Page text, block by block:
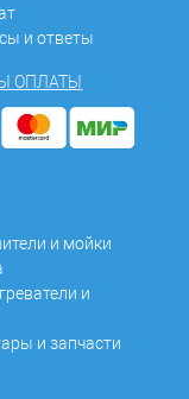
и ответы
ОПЛАТЫ
и мойки
и
и запчасти